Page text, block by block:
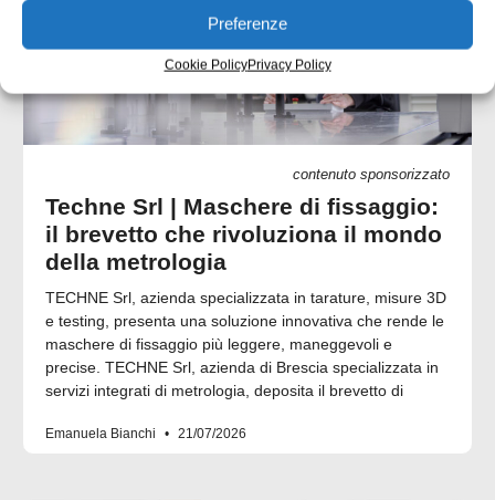
Preferenze
Cookie PolicyPrivacy Policy
contenuto sponsorizzato
Techne Srl | Maschere di fissaggio:
il brevetto che rivoluziona il mondo
della metrologia
TECHNE Srl, azienda specializzata in tarature, misure 3D
e testing, presenta una soluzione innovativa che rende le
maschere di fissaggio più leggere, maneggevoli e
precise. TECHNE Srl, azienda di Brescia specializzata in
servizi integrati di metrologia, deposita il brevetto di
Emanuela Bianchi 21/07/2026